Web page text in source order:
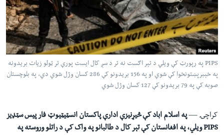
دلته
مخکې
مرکزي
لټون
واوړئ
اداریه
Learning English
FOLLOW US
PIPS په رپورټ کې ويلي د تېر اګست نه تر د سږ کال ايست پورې تر ټولو زيات بريدونه
په خېبرپښتونخوا کې شوي او په 156 بريدونو کې 286 کسان وژل شوي دي، په بلوچستان
صوبه کې په 79 بريدونو کې 127 کسان وژل شوي
کراچۍ —په اسلام اباد کې څيړنيزې ادارې پاکستان انسټیټیوټ فار پیس سټډیز
PIPS ويلي، په افغانستان کې تېر کال د طالبانو په واک کې د راتلو وروسته په